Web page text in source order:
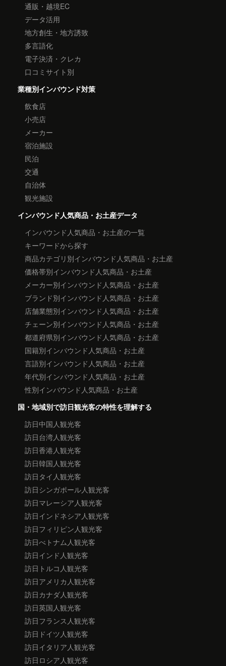
通販・越境EC
データ活用
地方創生・地方誘致
多言語化
電子決済・クレカ
口コミサイト別
業種別インバウンド対策
飲食店
小売店
メーカー
宿泊施設
民泊
交通
自治体
観光施設
インバウンド人気商品・お土産データ
インバウンド人気商品・お土産の一覧
キーワードから探す
商品カテゴリ別インバウンド人気商品・お土産
価格帯別インバウンド人気商品・お土産
メーカー別インバウンド人気商品・お土産
ブランド別インバウンド人気商品・お土産
店舗業態別インバウンド人気商品・お土産
チェーン別インバウンド人気商品・お土産
都道府県別インバウンド人気商品・お土産
国籍別インバウンド人気商品・お土産
言語別インバウンド人気商品・お土産
年代別インバウンド人気商品・お土産
性別インバウンド人気商品・お土産
国・地域別で訪日観光客の特性を理解する
訪日中国人観光客
訪日台湾人観光客
訪日香港人観光客
訪日韓国人観光客
訪日タイ人観光客
訪日シンガポール人観光客
訪日マレーシア人観光客
訪日インドネシア人観光客
訪日フィリピン人観光客
訪日べトナム人観光客
訪日インド人観光客
訪日トルコ人観光客
訪日アメリカ人観光客
訪日カナダ人観光客
訪日英国人観光客
訪日フランス人観光客
訪日ドイツ人観光客
訪日イタリア人観光客
訪日ロシア人観光客